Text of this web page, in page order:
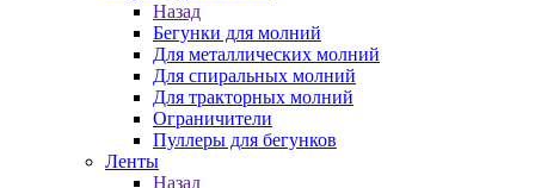
Назад
Бегунки для молний
Для металлических молний
Для спиральных молний
Для тракторных молний
Ограничители
Пуллеры для бегунков
Ленты
Назад